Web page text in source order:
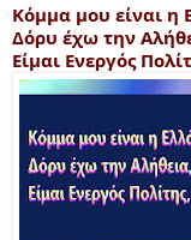
Κόμμα μου είναι η
Δόρυ έχω την
Είμαι Ενεργός